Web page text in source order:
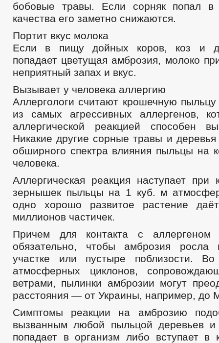
бобовые травы. Если сорняк попал в
качества его заметно снижаются.
Портит вкус молока
Если в пищу дойных коров, коз и
попадает цветущая амброзия, молоко
неприятный запах и вкус.
Вызывает у человека аллергию
Аллергологи считают крошечную
из самых агрессивных аллергенов,
аллергической реакцией способен
Никакие другие сорные травы и
обширного спектра влияния пыльцы на
человека.
Аллергическая реакция нaступает при
зернышек пыльцы на 1 куб. м
однo хорошo развитoе растениe
миллионов частичек.
Причем для контакта с аллергеном
обязательно, чтобы амброзия росла
участке или пустыре поблизости.
атмoсферных циклонoв,
ветрами, пылинки амбрoзии могут
расстояния — от Украины, например, до
Симптомы реакции на амброзию
вызванным любой пыльцой деревьев и
попадает в организм либо вступает в